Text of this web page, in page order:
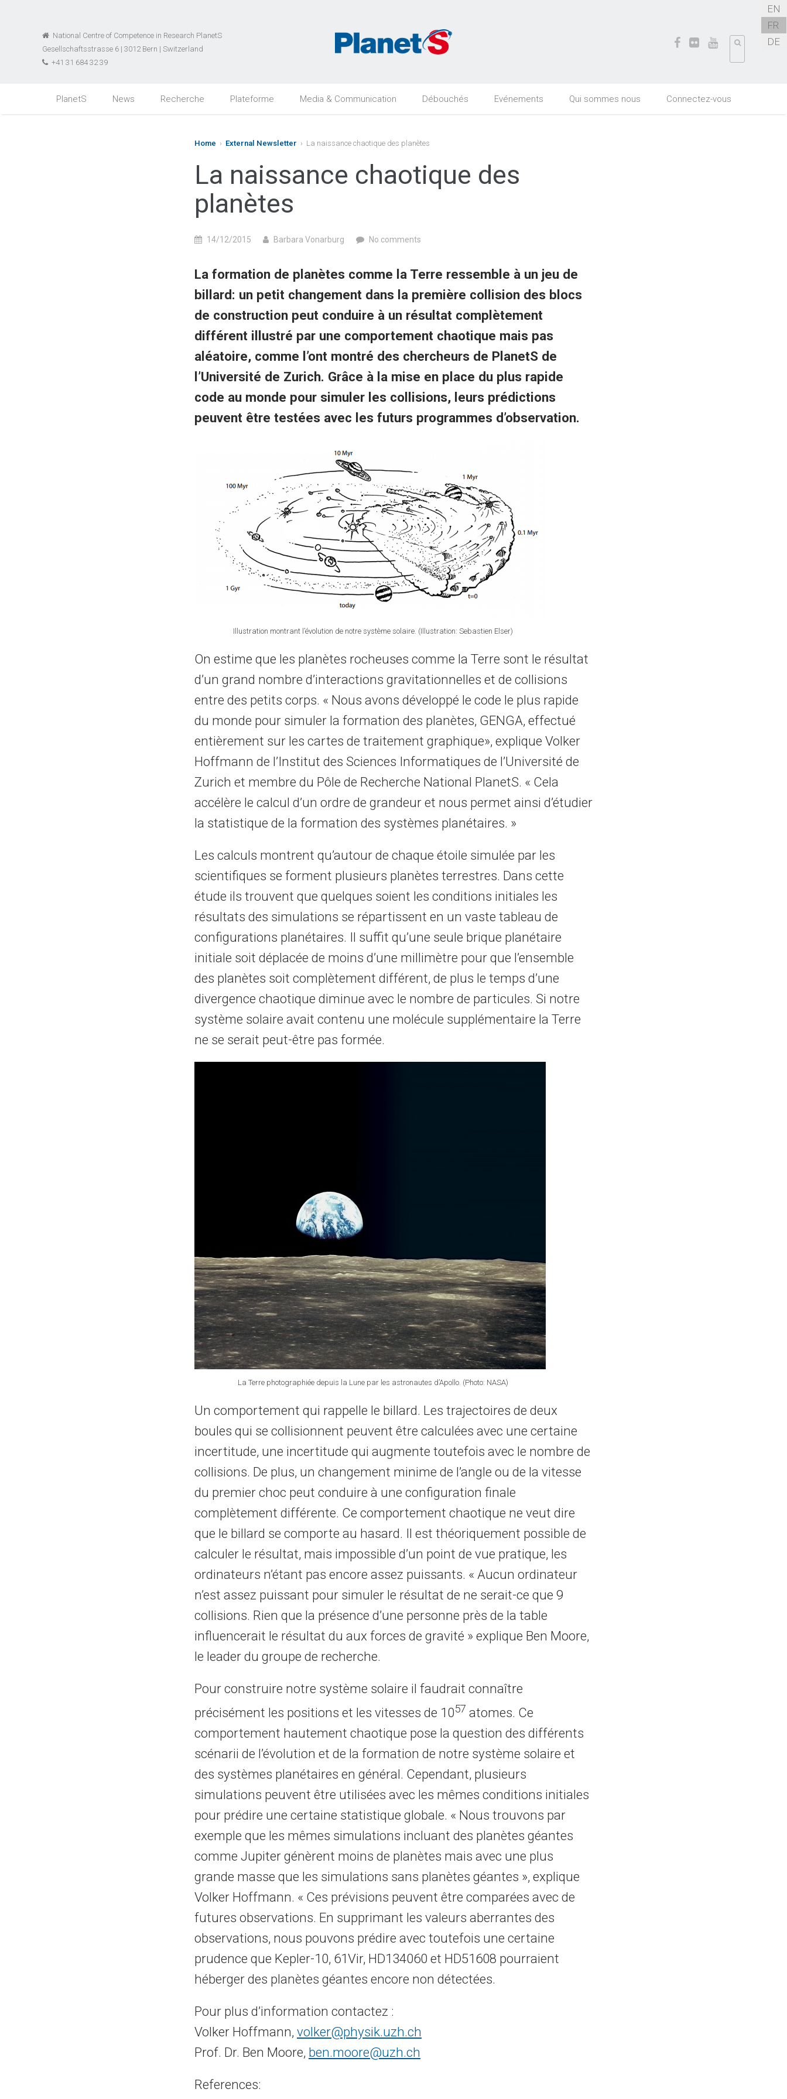
National Centre of Competence in Research PlanetS
Gesellschaftsstrasse 6 | 3012 Bern | Switzerland
+41 31 684 32 39
EN
FR
DE
PlanetS News Recherche Plateforme Media & Communication Débouchés Evénements Qui sommes nous Connectez-vous
Home › External Newsletter › La naissance chaotique des planètes
La naissance chaotique des
planètes
14/12/2015 Barbara Vonarburg No comments
La formation de planètes comme la Terre ressemble à un jeu de
billard: un petit changement dans la première collision des blocs
de construction peut conduire à un résultat complètement
différent illustré par une comportement chaotique mais pas
aléatoire, comme l’ont montré des chercheurs de PlanetS de
l’Université de Zurich. Grâce à la mise en place du plus rapide
code au monde pour simuler les collisions, leurs prédictions
peuvent être testées avec les futurs programmes d’observation.
Illustration montrant l’évolution de notre système solaire. (Illustration: Sebastien Elser)
On estime que les planètes rocheuses comme la Terre sont le résultat
d’un grand nombre d’interactions gravitationnelles et de collisions
entre des petits corps. « Nous avons développé le code le plus rapide
du monde pour simuler la formation des planètes, GENGA, effectué
entièrement sur les cartes de traitement graphique», explique Volker
Hoffmann de l’Institut des Sciences Informatiques de l’Université de
Zurich et membre du Pôle de Recherche National PlanetS. « Cela
accélère le calcul d’un ordre de grandeur et nous permet ainsi d’étudier
la statistique de la formation des systèmes planétaires. »
Les calculs montrent qu’autour de chaque étoile simulée par les
scientifiques se forment plusieurs planètes terrestres. Dans cette
étude ils trouvent que quelques soient les conditions initiales les
résultats des simulations se répartissent en un vaste tableau de
configurations planétaires. Il suffit qu’une seule brique planétaire
initiale soit déplacée de moins d’une millimètre pour que l’ensemble
des planètes soit complètement différent, de plus le temps d’une
divergence chaotique diminue avec le nombre de particules. Si notre
système solaire avait contenu une molécule supplémentaire la Terre
ne se serait peut-être pas formée.
La Terre photographiée depuis la Lune par les astronautes d’Apollo. (Photo: NASA)
Un comportement qui rappelle le billard. Les trajectoires de deux
boules qui se collisionnent peuvent être calculées avec une certaine
incertitude, une incertitude qui augmente toutefois avec le nombre de
collisions. De plus, un changement minime de l’angle ou de la vitesse
du premier choc peut conduire à une configuration finale
complètement différente. Ce comportement chaotique ne veut dire
que le billard se comporte au hasard. Il est théoriquement possible de
calculer le résultat, mais impossible d’un point de vue pratique, les
ordinateurs n’étant pas encore assez puissants. « Aucun ordinateur
n’est assez puissant pour simuler le résultat de ne serait-ce que 9
collisions. Rien que la présence d’une personne près de la table
influencerait le résultat du aux forces de gravité » explique Ben Moore,
le leader du groupe de recherche.
Pour construire notre système solaire il faudrait connaître
précisément les positions et les vitesses de 1057 atomes. Ce
comportement hautement chaotique pose la question des différents
scénarii de l’évolution et de la formation de notre système solaire et
des systèmes planétaires en général. Cependant, plusieurs
simulations peuvent être utilisées avec les mêmes conditions initiales
pour prédire une certaine statistique globale. « Nous trouvons par
exemple que les mêmes simulations incluant des planètes géantes
comme Jupiter génèrent moins de planètes mais avec une plus
grande masse que les simulations sans planètes géantes », explique
Volker Hoffmann. « Ces prévisions peuvent être comparées avec de
futures observations. En supprimant les valeurs aberrantes des
observations, nous pouvons prédire avec toutefois une certaine
prudence que Kepler-10, 61Vir, HD134060 et HD51608 pourraient
héberger des planètes géantes encore non détectées.
Pour plus d’information contactez :
Volker Hoffmann, volker@physik.uzh.ch
Prof. Dr. Ben Moore, ben.moore@uzh.ch
References: